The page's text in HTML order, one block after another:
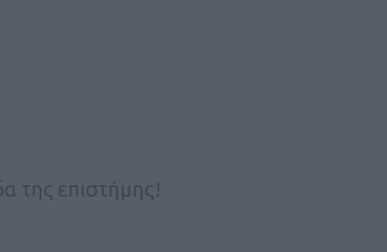
της επιστήμης!